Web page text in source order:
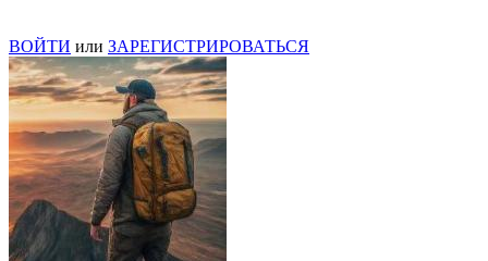
ВОЙТИ или ЗАРЕГИСТРИРОВАТЬСЯ